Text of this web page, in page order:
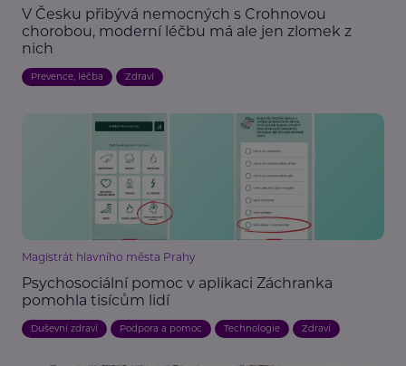
V Česku přibývá nemocných s Crohnovou
chorobou, moderní léčbu má ale jen zlomek z
nich
Prevence, léčba Zdraví
Magistrát hlavního města Prahy
Psychosociální pomoc v aplikaci Záchranka
pomohla tisícům lidí
Duševní zdraví Podpora a pomoc Technologie Zdraví